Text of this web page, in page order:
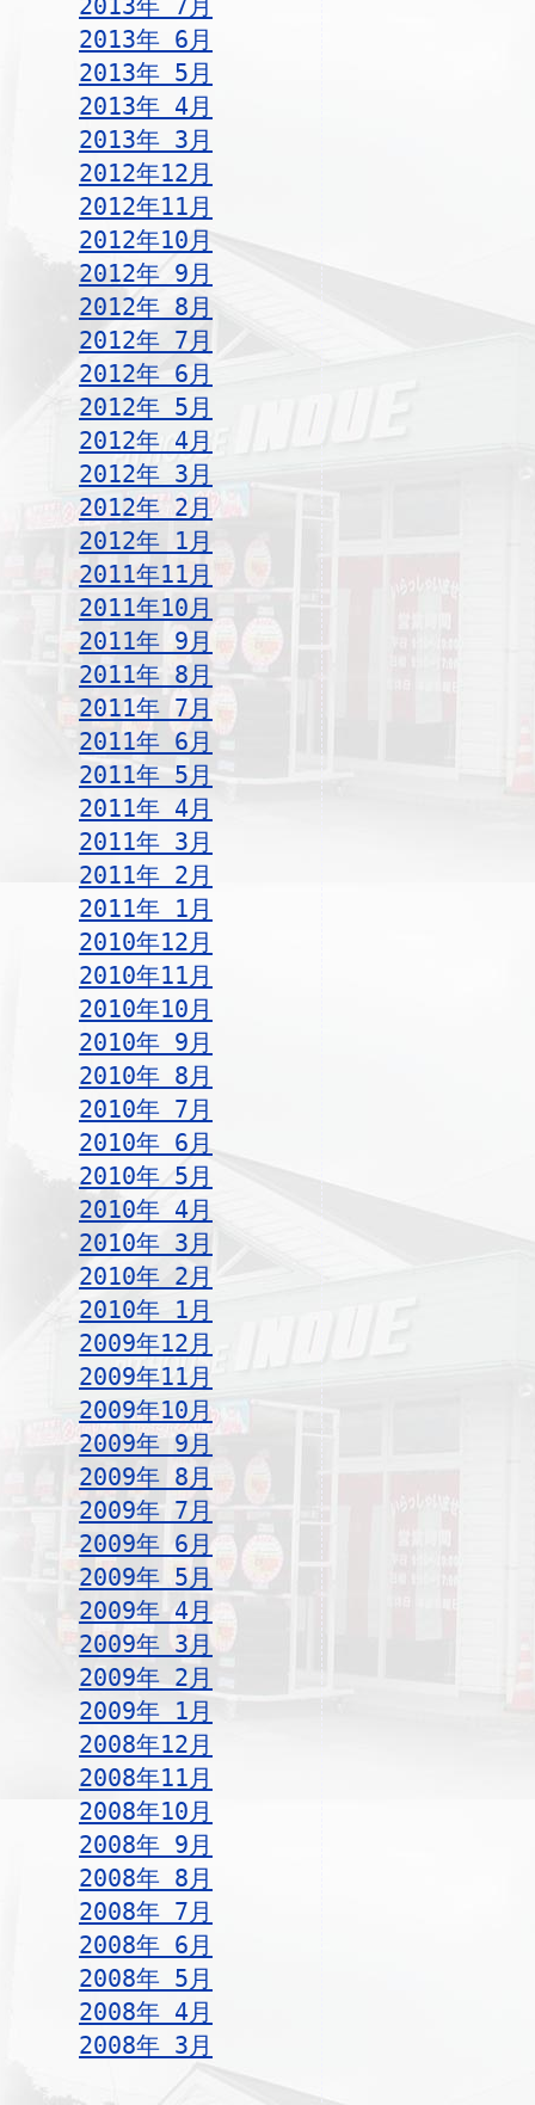
2013年 7月
2013年 6月
2013年 5月
2013年 4月
2013年 3月
2012年12月
2012年11月
2012年10月
2012年 9月
2012年 8月
2012年 7月
2012年 6月
2012年 5月
2012年 4月
2012年 3月
2012年 2月
2012年 1月
2011年11月
2011年10月
2011年 9月
2011年 8月
2011年 7月
2011年 6月
2011年 5月
2011年 4月
2011年 3月
2011年 2月
2011年 1月
2010年12月
2010年11月
2010年10月
2010年 9月
2010年 8月
2010年 7月
2010年 6月
2010年 5月
2010年 4月
2010年 3月
2010年 2月
2010年 1月
2009年12月
2009年11月
2009年10月
2009年 9月
2009年 8月
2009年 7月
2009年 6月
2009年 5月
2009年 4月
2009年 3月
2009年 2月
2009年 1月
2008年12月
2008年11月
2008年10月
2008年 9月
2008年 8月
2008年 7月
2008年 6月
2008年 5月
2008年 4月
2008年 3月